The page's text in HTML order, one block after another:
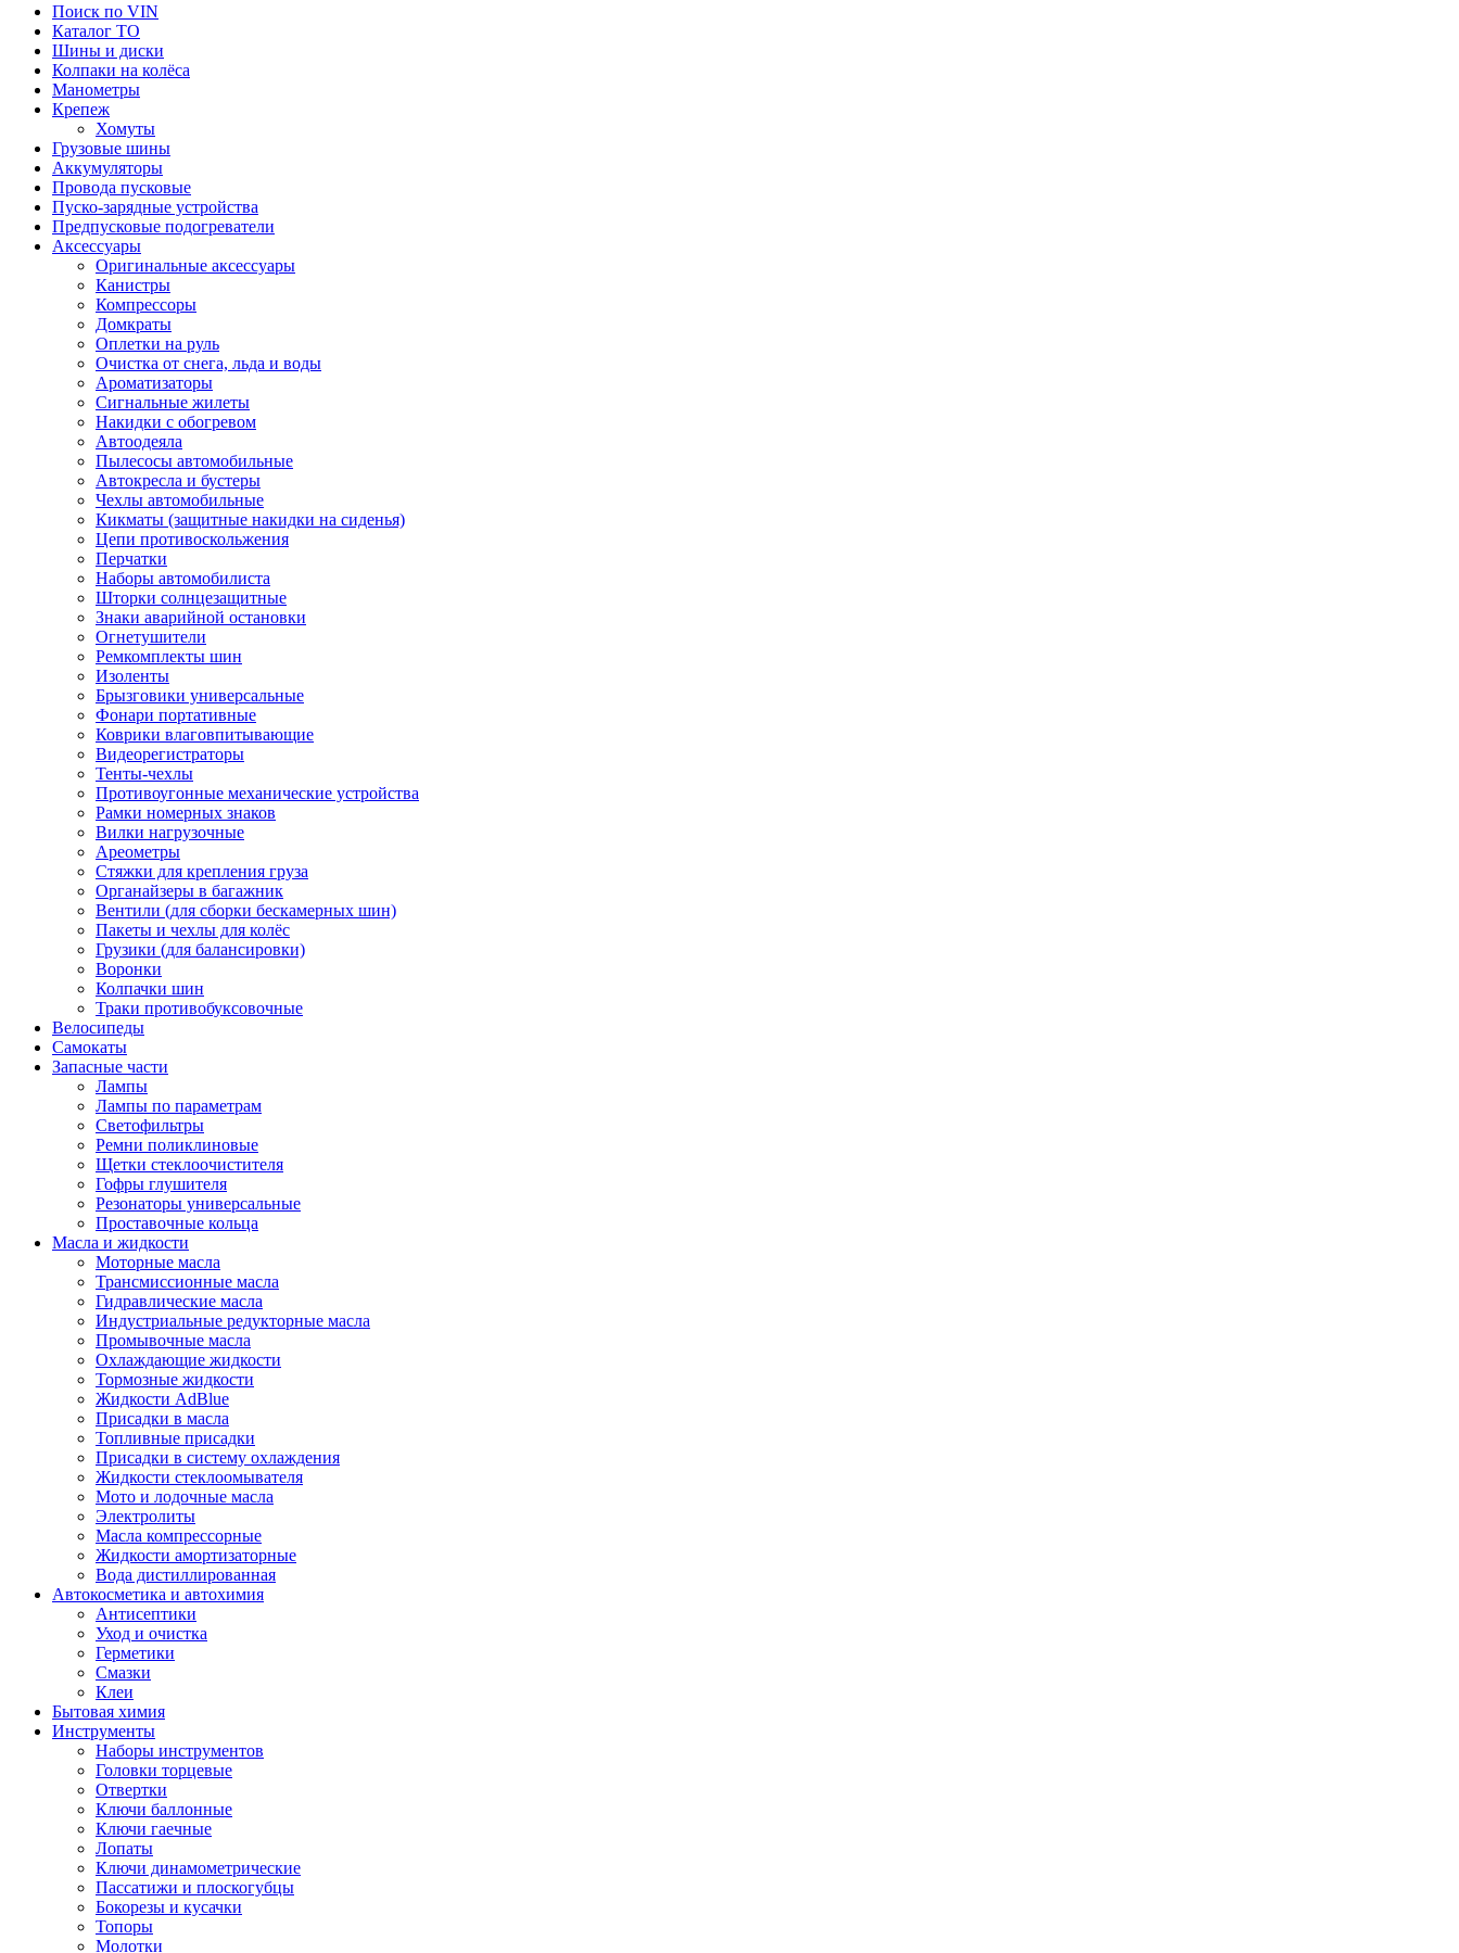
Поиск по VIN
Каталог ТО
Шины и диски
Колпаки на колёса
Манометры
Крепеж
Хомуты
Грузовые шины
Аккумуляторы
Провода пусковые
Пуско-зарядные устройства
Предпусковые подогреватели
Аксессуары
Оригинальные аксессуары
Канистры
Компрессоры
Домкраты
Оплетки на руль
Очистка от снега, льда и воды
Ароматизаторы
Сигнальные жилеты
Накидки с обогревом
Автоодеяла
Пылесосы автомобильные
Автокресла и бустеры
Чехлы автомобильные
Кикматы (защитные накидки на сиденья)
Цепи противоскольжения
Перчатки
Наборы автомобилиста
Шторки солнцезащитные
Знаки аварийной остановки
Огнетушители
Ремкомплекты шин
Изоленты
Брызговики универсальные
Фонари портативные
Коврики влаговпитывающие
Видеорегистраторы
Тенты-чехлы
Противоугонные механические устройства
Рамки номерных знаков
Вилки нагрузочные
Ареометры
Стяжки для крепления груза
Органайзеры в багажник
Вентили (для сборки бескамерных шин)
Пакеты и чехлы для колёс
Грузики (для балансировки)
Воронки
Колпачки шин
Траки противобуксовочные
Велосипеды
Самокаты
Запасные части
Лампы
Лампы по параметрам
Светофильтры
Ремни поликлиновые
Щетки стеклоочистителя
Гофры глушителя
Резонаторы универсальные
Проставочные кольца
Масла и жидкости
Моторные масла
Трансмиссионные масла
Гидравлические масла
Индустриальные редукторные масла
Промывочные масла
Охлаждающие жидкости
Тормозные жидкости
Жидкости AdBlue
Присадки в масла
Топливные присадки
Присадки в систему охлаждения
Жидкости стеклоомывателя
Мото и лодочные масла
Электролиты
Масла компрессорные
Жидкости амортизаторные
Вода дистиллированная
Автокосметика и автохимия
Антисептики
Уход и очистка
Герметики
Смазки
Клеи
Бытовая химия
Инструменты
Наборы инструментов
Головки торцевые
Отвертки
Ключи баллонные
Ключи гаечные
Лопаты
Ключи динамометрические
Пассатижи и плоскогубцы
Бокорезы и кусачки
Топоры
Молотки